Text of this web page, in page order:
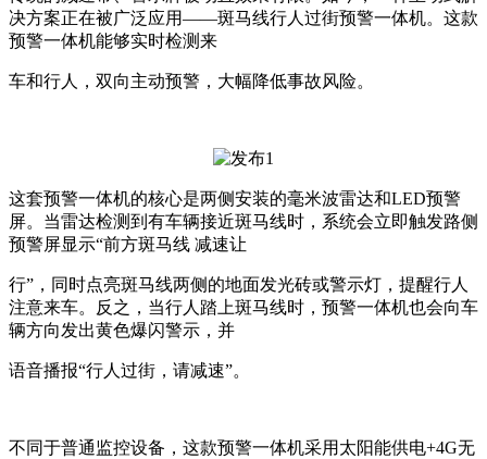
决方案正在被广泛应用——斑马线行人过街预警一体机。这款
预警一体机能够实时检测来
车和行人，双向主动预警，大幅降低事故风险。
这套预警一体机的核心是两侧安装的毫米波雷达和LED预警
屏。当雷达检测到有车辆接近斑马线时，系统会立即触发路侧
预警屏显示“前方斑马线 减速让
行”，同时点亮斑马线两侧的地面发光砖或警示灯，提醒行人
注意来车。反之，当行人踏上斑马线时，预警一体机也会向车
辆方向发出黄色爆闪警示，并
语音播报“行人过街，请减速”。
不同于普通监控设备，这款预警一体机采用太阳能供电+4G无